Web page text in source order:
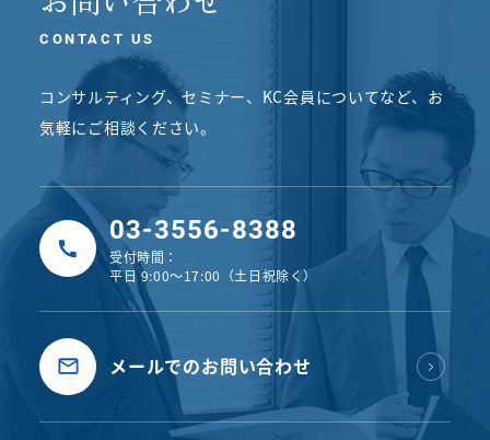
CONTACT US
コンサルティング、セミナー、KC会員についてなど、 お
気軽にご相談ください。
03-3556-8388
受付時間：
平日 9:00〜17:00（土日祝除く）
メールでのお問い合わせ